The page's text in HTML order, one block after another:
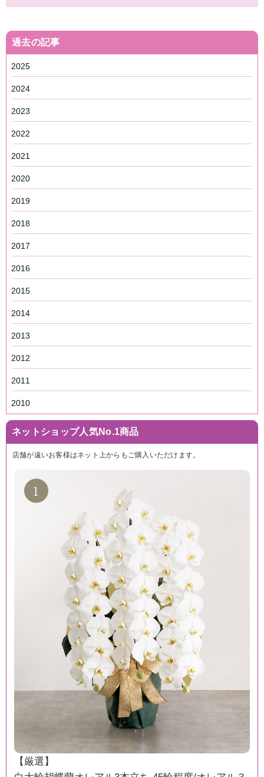
過去の記事
2025
2024
2023
2022
2021
2020
2019
2018
2017
2016
2015
2014
2013
2012
2011
2010
ネットショップ人気No.1商品
店舗が遠いお客様はネット上からもご購入いただけます。
【厳選】